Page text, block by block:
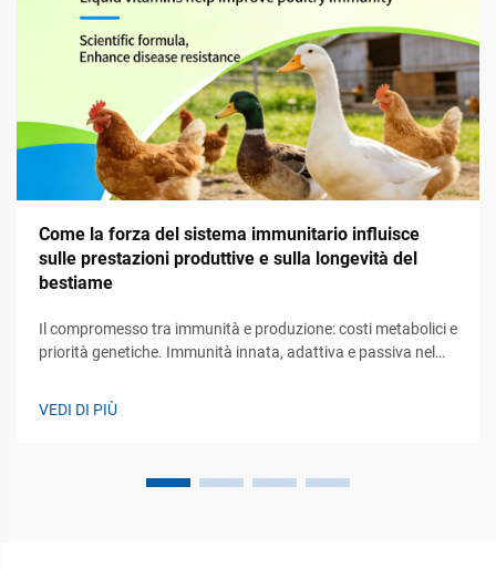
Come la forza del sistema immunitario influisce
sulle prestazioni produttive e sulla longevità del
bestiame
Il compromesso tra immunità e produzione: costi metabolici e
priorità genetiche. Immunità innata, adattiva e passiva nel
sistema immunitario nel bestiame opera su tre principali linee
VEDI DI PIÙ